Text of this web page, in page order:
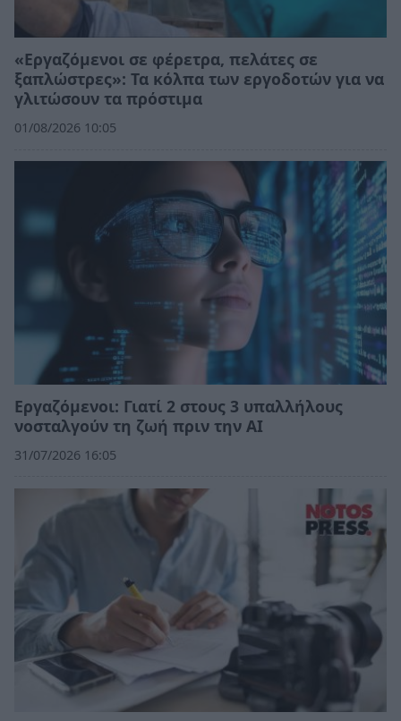
«Εργαζόμενοι σε φέρετρα, πελάτες σε
ξαπλώστρες»: Τα κόλπα των εργοδοτών για να
γλιτώσουν τα πρόστιμα
01/08/2026 10:05
Εργαζόμενοι: Γιατί 2 στους 3 υπαλλήλους
νοσταλγούν τη ζωή πριν την ΑΙ
31/07/2026 16:05